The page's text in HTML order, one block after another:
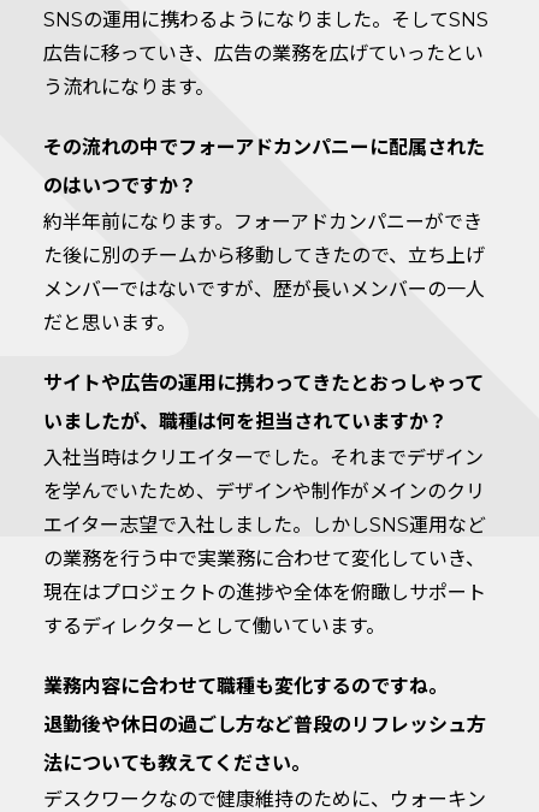
SNSの運用に携わるようになりました。そしてSNS
広告に移っていき、広告の業務を広げていったとい
う流れになります。
その流れの中でフォーアドカンパニーに配属された
のはいつですか？
約半年前になります。フォーアドカンパニーができ
た後に別のチームから移動してきたので、立ち上げ
メンバーではないですが、歴が長いメンバーの一人
だと思います。
サイトや広告の運用に携わってきたとおっしゃって
いましたが、職種は何を担当されていますか？
入社当時はクリエイターでした。それまでデザイン
を学んでいたため、デザインや制作がメインのクリ
エイター志望で入社しました。しかしSNS運用など
の業務を行う中で実業務に合わせて変化していき、
現在はプロジェクトの進捗や全体を俯瞰しサポート
するディレクターとして働いています。
業務内容に合わせて職種も変化するのですね。
退勤後や休日の過ごし方など普段のリフレッシュ方
法についても教えてください。
デスクワークなので健康維持のために、ウォーキン